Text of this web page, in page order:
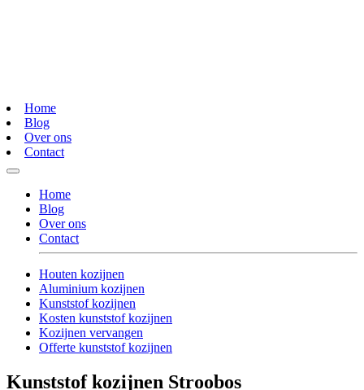
Home
Blog
Over ons
Contact
Home
Blog
Over ons
Contact
Houten kozijnen
Aluminium kozijnen
Kunststof kozijnen
Kosten kunststof kozijnen
Kozijnen vervangen
Offerte kunststof kozijnen
Kunststof kozijnen Stroobos